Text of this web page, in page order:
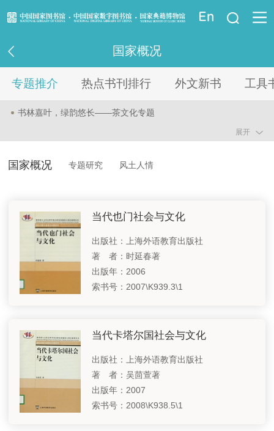
资讯信息
业界服务
少儿馆
重点项目
国家图书馆基金会
支持我们
联系我们
相关链接
国家概况
专题推介 热点书刊排行 外文新书 工具
书林嘉叶，绿韵悠长——茶文化专题
控制体重 健康人生—国民健康专题
古朴时尚的民族特色—中国非物质文化遗产系列专题之二
书启家途，育梦有方—家庭教育专题
智慧结晶 历久弥珍—中国珠宝文化专题
纵贯南北 融古通今——北京中轴线专题
耕耘收获，古今辉映——中华农耕文明专题
铁笔方寸，书从印出——中国篆刻艺术 遗产保护
虽由人造，宛自天工——中国古典园林建筑专题
多元文化各美其美，交流互鉴美美与共——世界考古专题
展开
国家概况 专题研究 风土人情
当代也门社会与文化
出版社：上海外语教育出版社
著 者：时延春著
出版年：2006
索书号：2007\K939.3\1
当代卡塔尔国社会与文化
出版社：上海外语教育出版社
著 者：吴茴萱著
出版年：2007
索书号：2008\K938.5\1